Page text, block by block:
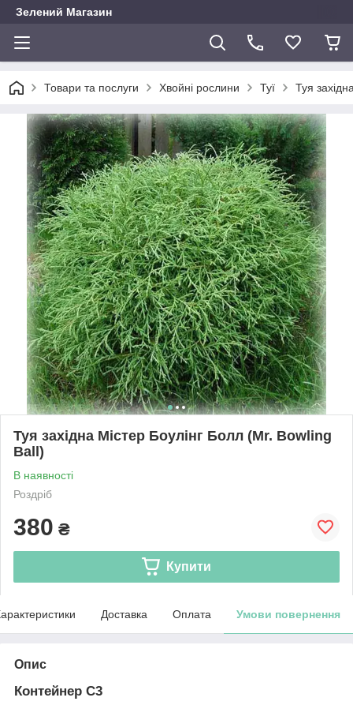
Зелений Магазин
Товари та послуги Хвойні рослини Туї Туя
Туя західна Містер Боулінг Болл (Mr. Bowling
Ball)
В наявності
Роздріб
380 ₴
Купити
Доставка Оплата Умови повернення
Опис
Контейнер С3